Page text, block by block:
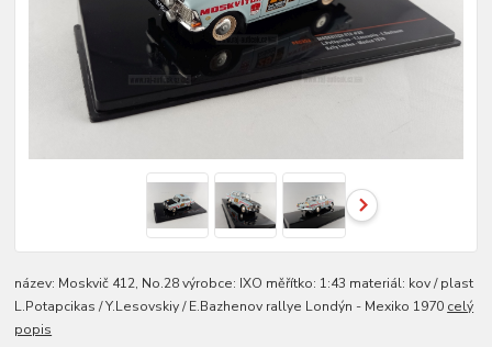
název: Moskvič 412, No.28 výrobce: IXO měřítko: 1:43 materiál: kov / plast
L.Potapcikas / Y.Lesovskiy / E.Bazhenov rallye Londýn - Mexiko 1970 celý
popis